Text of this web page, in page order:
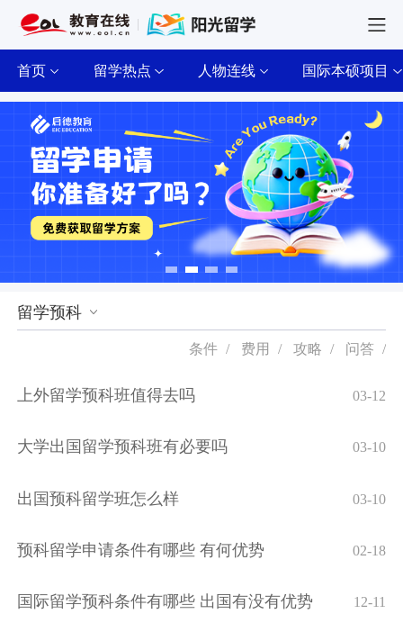
首页 留学热点 人物连线 国际本硕项目
留学预科
条件 / 费用 / 攻略 / 问答 /
03-12
上外留学预科班值得去吗
03-10
大学出国留学预科班有必要吗
03-10
出国预科留学班怎么样
02-18
预科留学申请条件有哪些 有何优势
12-11
国际留学预科条件有哪些 出国有没有优势